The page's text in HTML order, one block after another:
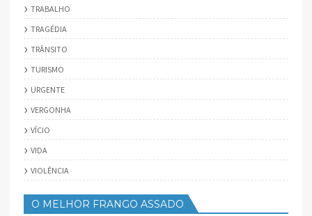
TRABALHO
TRAGÉDIA
TRÂNSITO
TURISMO
URGENTE
VERGONHA
VÍCIO
VIDA
VIOLÊNCIA
O MELHOR FRANGO ASSADO